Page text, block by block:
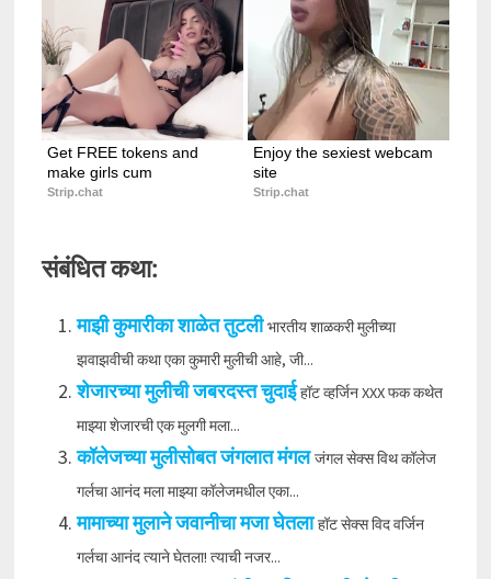
Get FREE tokens and
make girls cum
Strip.chat
Enjoy the sexiest webcam
site
Strip.chat
संबंधित कथा:
माझी कुमारीका शाळेत तुटली भारतीय शाळकरी मुलीच्या
झवाझवीची कथा एका कुमारी मुलीची आहे, जी...
शेजारच्या मुलीची जबरदस्त चुदाई हॉट व्हर्जिन XXX फक कथेत
माझ्या शेजारची एक मुलगी मला...
कॉलेजच्या मुलीसोबत जंगलात मंगल जंगल सेक्स विथ कॉलेज
गर्लचा आनंद मला माझ्या कॉलेजमधील एका...
मामाच्या मुलाने जवानीचा मजा घेतला हॉट सेक्स विद वर्जिन
गर्लचा आनंद त्याने घेतला! त्याची नजर...